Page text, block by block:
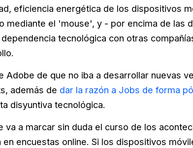
eficiencia energética de los dispositivos
mediante el 'mouse', y - por encima de las
tecnológica con otras
Adobe de que no iba a desarrollar nuevas
además de dar la razón a Jobs de forma
disyuntiva tecnológica.
va a marcar sin duda el curso de los
encuestas online. Si los dispositivos